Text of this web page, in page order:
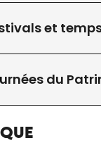
et
du